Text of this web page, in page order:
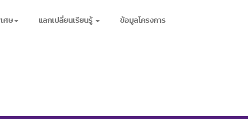
ศษ แลกเปลี่ยนเรียนรู้ ข้อมูลโครงการ